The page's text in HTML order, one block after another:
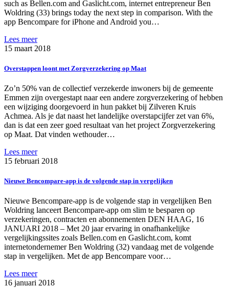
such as Bellen.com and Gaslicht.com, internet entrepreneur Ben
Woldring (33) brings today the next step in comparison. With the
app Bencompare for iPhone and Android you…
Lees meer
15 maart 2018
Overstappen loont met Zorgverzekering op Maat
Zo’n 50% van de collectief verzekerde inwoners bij de gemeente
Emmen zijn overgestapt naar een andere zorgverzekering of hebben
een wijziging doorgevoerd in hun pakket bij Zilveren Kruis
Achmea. Als je dat naast het landelijke overstapcijfer zet van 6%,
dan is dat een zeer goed resultaat van het project Zorgverzekering
op Maat. Dat vinden wethouder…
Lees meer
15 februari 2018
Nieuwe Bencompare-app is de volgende stap in vergelijken
Nieuwe Bencompare-app is de volgende stap in vergelijken Ben
Woldring lanceert Bencompare-app om slim te besparen op
verzekeringen, contracten en abonnementen DEN HAAG, 16
JANUARI 2018 – Met 20 jaar ervaring in onafhankelijke
vergelijkingssites zoals Bellen.com en Gaslicht.com, komt
internetondernemer Ben Woldring (32) vandaag met de volgende
stap in vergelijken. Met de app Bencompare voor…
Lees meer
16 januari 2018